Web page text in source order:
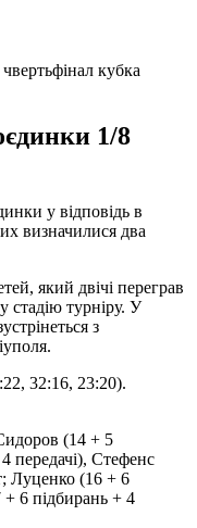
1/8
у відповідь в
визначилися два
який двічі переграв
стадію турніру. У
з
32:16, 23:20).
(14 + 5
передачі), Стефенс
Луценко (16 + 6
6 підбирань + 4